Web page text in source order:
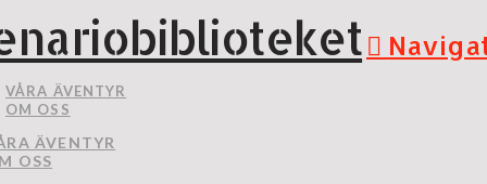
VÅRA ÄVENTYR
OM OSS
ÄVENTYR
OSS